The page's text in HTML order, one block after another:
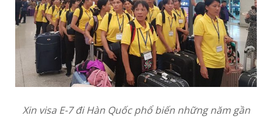
Xin visa E-7 đi Hàn Quốc phổ biến những năm gần